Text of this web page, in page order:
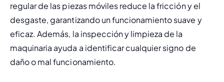
regular de las piezas móviles reduce la fricción y el
desgaste, garantizando un funcionamiento suave y
eficaz. Además, la inspección y limpieza de la
maquinaria ayuda a identificar cualquier signo de
daño o mal funcionamiento.